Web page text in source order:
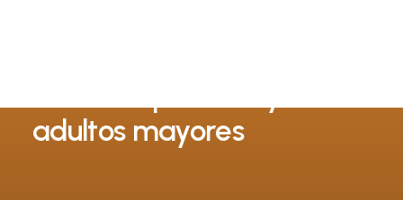
adultos mayores